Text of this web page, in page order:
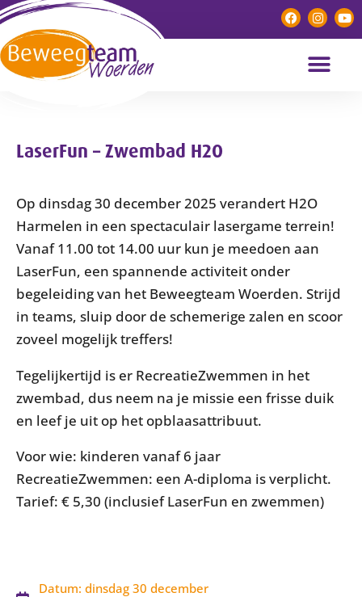
LaserFun – Zwembad H2O
Op dinsdag 30 december 2025 verandert H2O
Harmelen in een spectaculair lasergame terrein!
Vanaf 11.00 tot 14.00 uur kun je meedoen aan
LaserFun, een spannende activiteit onder
begeleiding van het Beweegteam Woerden. Strijd
in teams, sluip door de schemerige zalen en scoor
zoveel mogelijk treffers!
Tegelijkertijd is er RecreatieZwemmen in het
zwembad, dus neem na je missie een frisse duik
en leef je uit op het opblaasattribuut.
Voor wie: kinderen vanaf 6 jaar
RecreatieZwemmen: een A-diploma is verplicht.
Tarief: € 5,30 (inclusief LaserFun en zwemmen)
Datum: dinsdag 30 december